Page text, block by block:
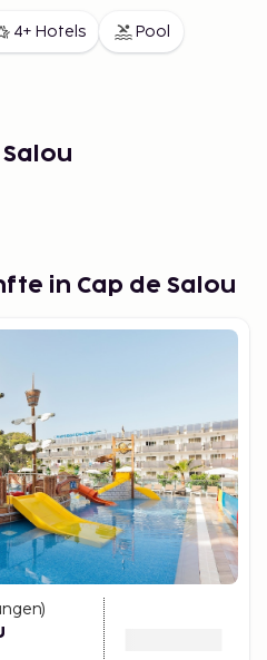
4+ Hotels Pool
in Cap de Salou
)